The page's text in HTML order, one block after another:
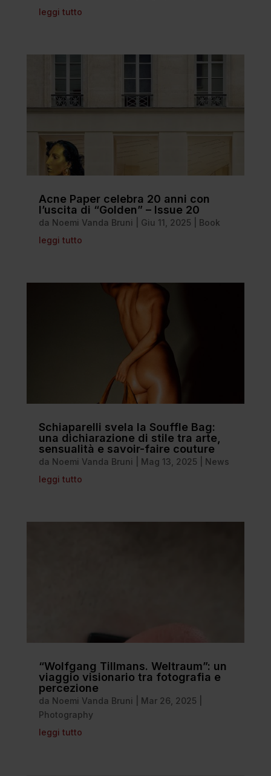
leggi tutto
Acne Paper celebra 20 anni con
l’uscita di “Golden” – Issue 20
da Noemi Vanda Bruni Giu 11, 2025
Book
leggi tutto
Schiaparelli svela la Souffle Bag:
una dichiarazione di stile tra arte,
sensualità e savoir-faire couture
da Noemi Vanda Bruni Mag 13, 2025
News
leggi tutto
“Wolfgang Tillmans. Weltraum”: un
viaggio visionario tra fotografia e
percezione
da Noemi Vanda Bruni Mar 26, 2025
Photography
leggi tutto